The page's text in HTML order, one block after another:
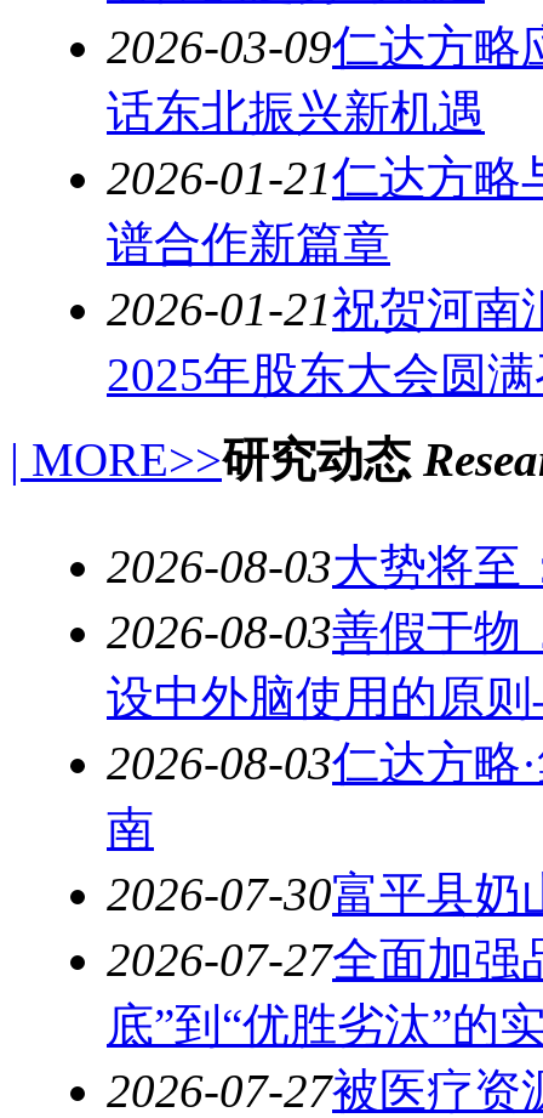
2026-03-09仁达方略
话东北振兴新机遇
2026-01-21仁达方略
谱合作新篇章
2026-01-21祝贺河南
2025年股东大会圆
| MORE>>研究动态
2026-08-03大势将至
2026-08-03善假于
设中外脑使用的原
2026-08-03仁达方略
南
2026-07-30富平县奶
2026-07-27全面加强
底”到“优胜劣汰”的
2026-07-27被医疗资